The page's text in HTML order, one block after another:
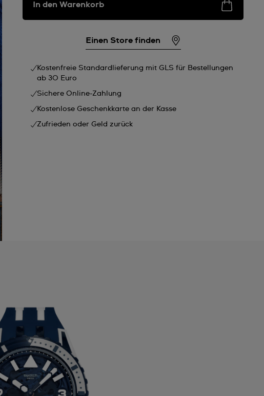
In den Warenkorb
Einen Store finden
Kostenfreie Standardlieferung mit GLS für Bestellungen
ab 30 Euro
Sichere Online-Zahlung
Kostenlose Geschenkkarte an der Kasse
Zufrieden oder Geld zurück